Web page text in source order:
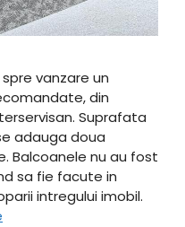
vanzare un
din
Suprafata
adauga doua
Balcoanele nu au fost
sa fie facute in
intregului imobil.